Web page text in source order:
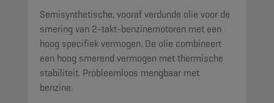
Semisynthetische, vooraf verdunde olie voor de
smering van 2-takt-benzinemotoren met een
hoog specifiek vermogen. De olie combineert
een hoog smerend vermogen met thermische
stabiliteit. Probleemloos mengbaar met
benzine.